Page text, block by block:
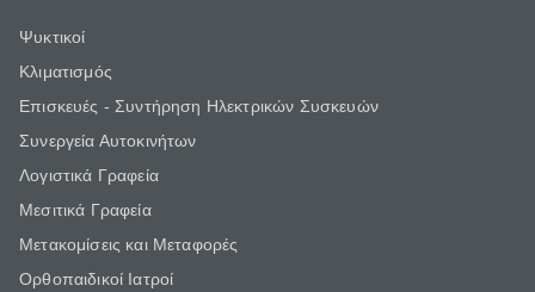
Ψυκτικοί
Κλιματισμός
Επισκευές - Συντήρηση Ηλεκτρικών Συσκευών
Συνεργεία Αυτοκινήτων
Λογιστικά Γραφεία
Μεσιτικά Γραφεία
Μετακομίσεις και Μεταφορές
Ορθοπαιδικοί Ιατροί